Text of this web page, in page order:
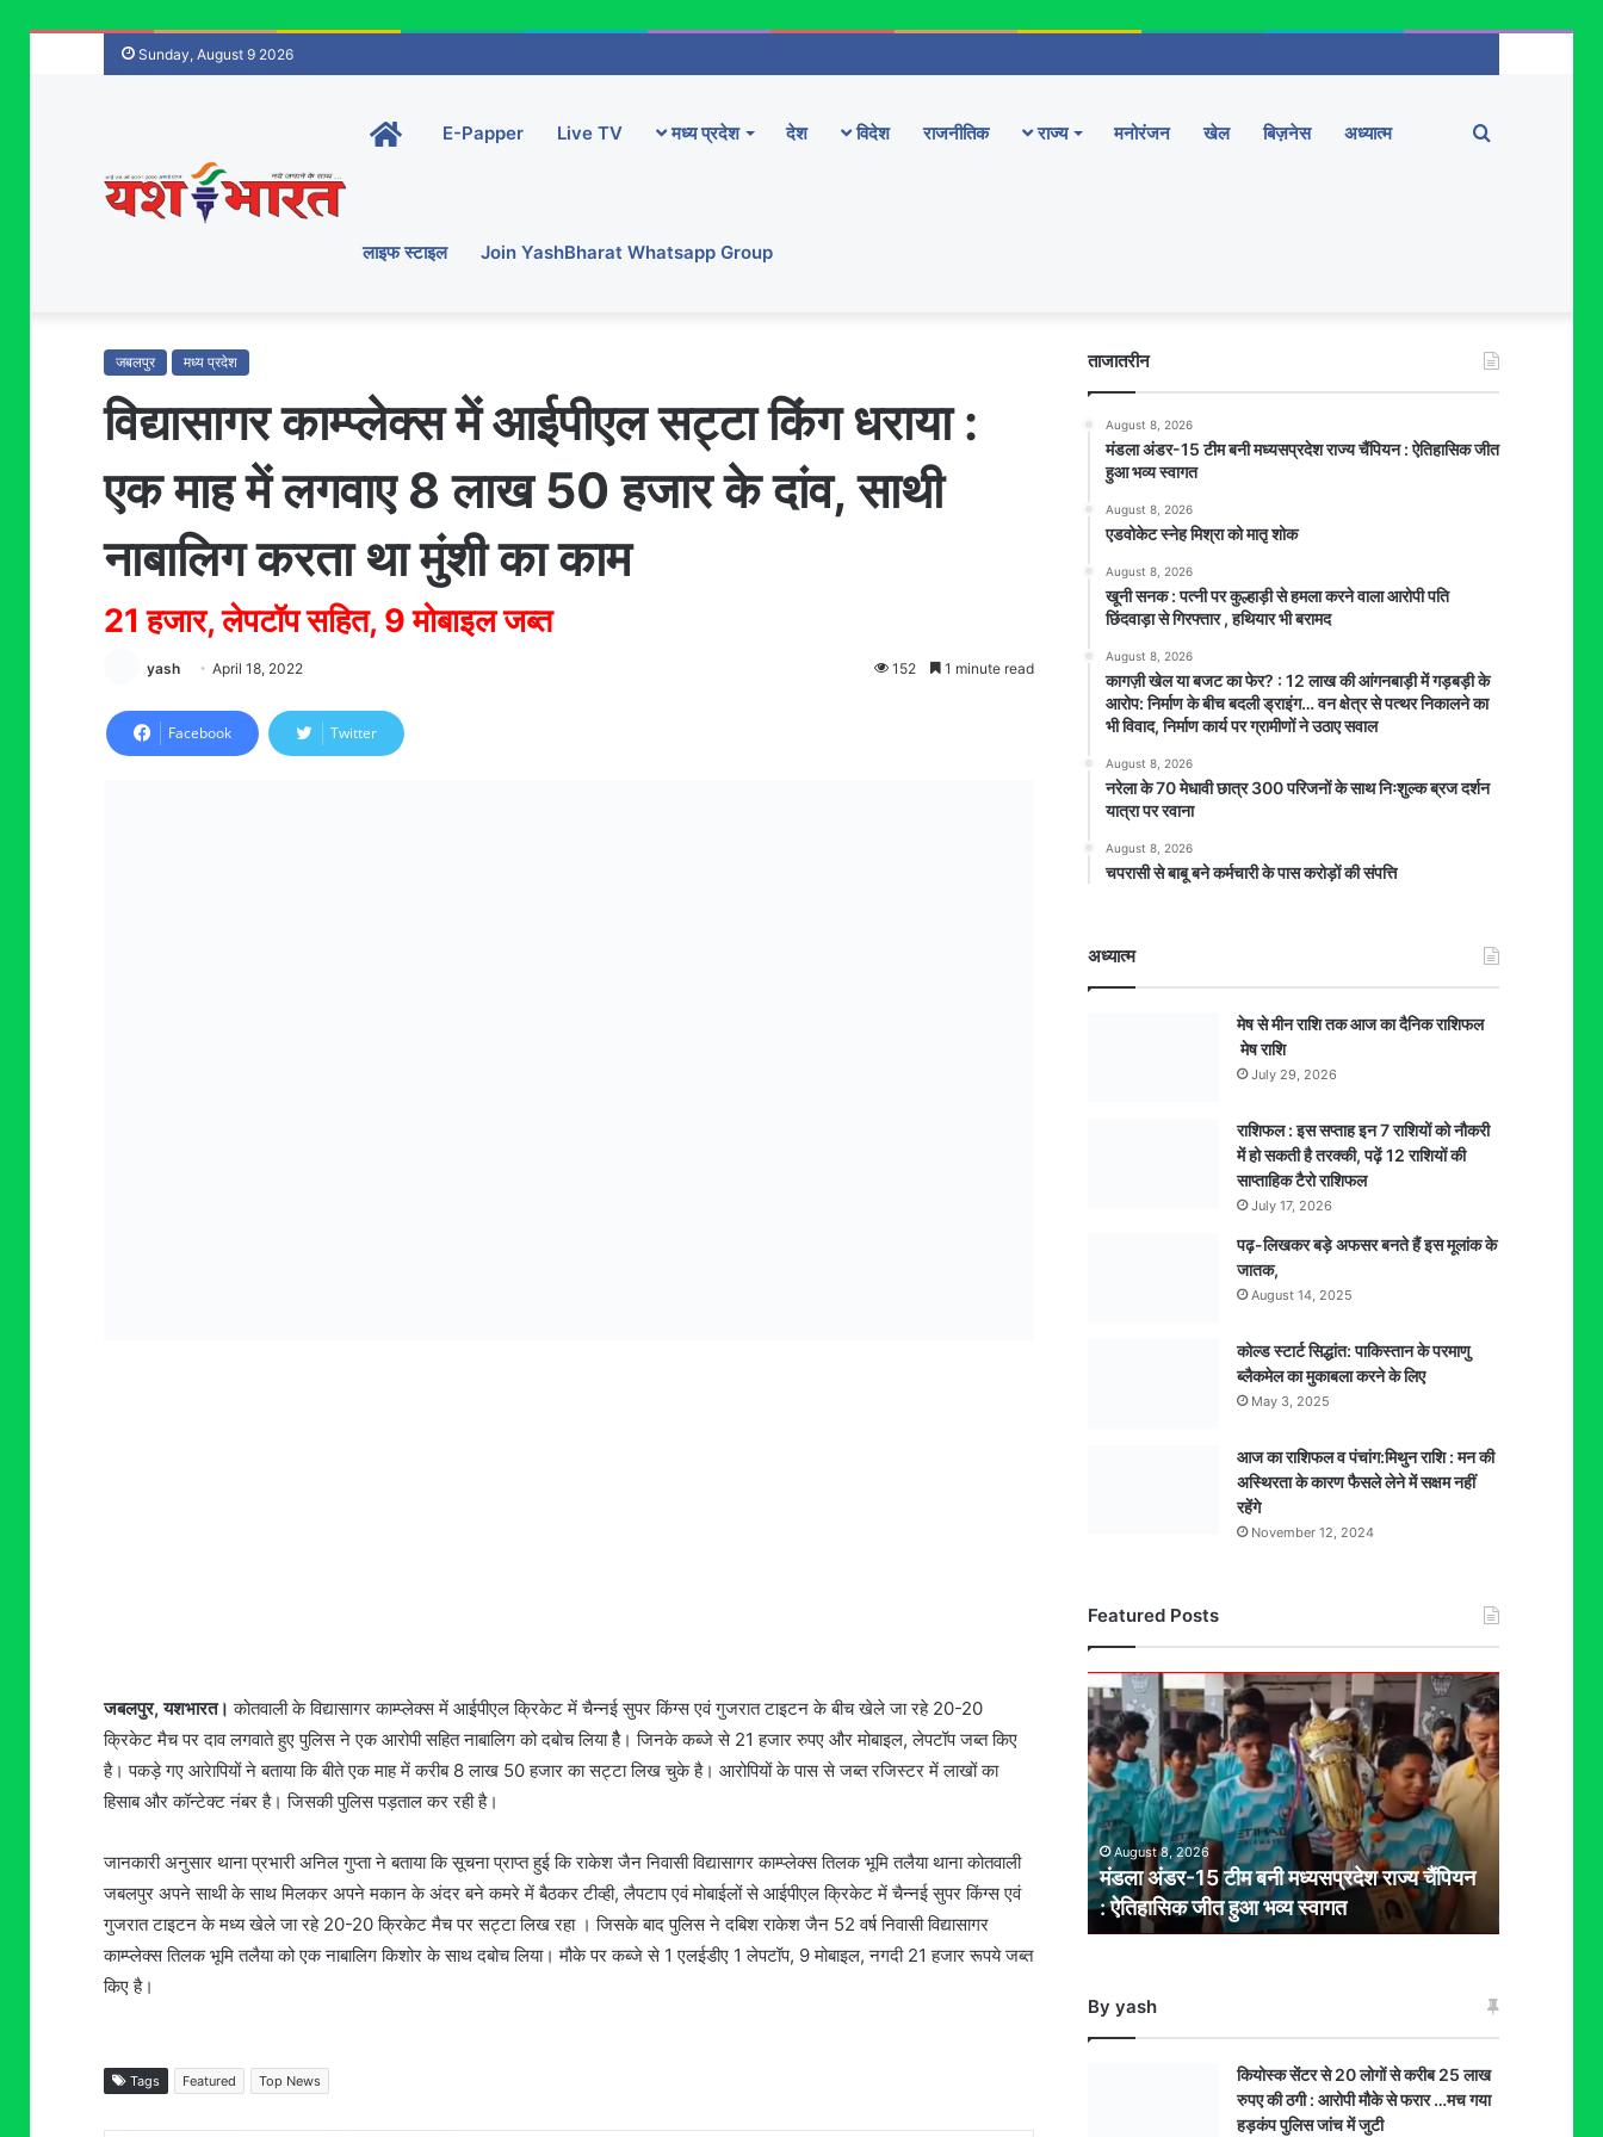
Sunday, August 9 2026
Home-
main
E-Papper Live TV मध्य प्रदेश देश विदेश राजनीतिक राज्य मनोरंजन खेल बिज़नेस अध्यात्म
लाइफ स्टाइल Join YashBharat Whatsapp Group
Search
जबलपुर मध्य प्रदेश
विद्यासागर काम्प्लेक्स में आईपीएल सट्टा किंग धराया :
एक माह में लगवाए 8 लाख 50 हजार के दांव, साथी
नाबालिग करता था मुंशी का काम
21 हजार, लेपटॉप सहित, 9 मोबाइल जब्त
yash April 18, 2022 152 1 minute read
Facebook Twitter
जबलपुर, यशभारत। कोतवाली के विद्यासागर काम्प्लेक्स में आईपीएल क्रिकेट में चैन्नई सुपर किंग्स एवं गुजरात टाइटन के बीच खेले जा रहे 20-20
क्रिकेट मैच पर दाव लगवाते हुए पुलिस ने एक आरोपी सहित नाबालिग को दबोच लिया हैै। जिनके कब्जे से 21 हजार रुपए और मोबाइल, लेपटॉप जब्त किए
है। पकड़े गए आरेापियों ने बताया कि बीते एक माह में करीब 8 लाख 50 हजार का सट्टा लिख चुके है। आरोपियों के पास से जब्त रजिस्टर में लाखों का
हिसाब और कॉन्टेक्ट नंबर है। जिसकी पुलिस पड़ताल कर रही है।
जानकारी अनुसार थाना प्रभारी अनिल गुप्ता ने बताया कि सूचना प्राप्त हुई कि राकेश जैन निवासी विद्यासागर काम्प्लेक्स तिलक भूमि तलैया थाना कोतवाली
जबलपुर अपने साथी के साथ मिलकर अपने मकान के अंदर बने कमरे में बैठकर टीव्ही, लैपटाप एवं मोबाईलों से आईपीएल क्रिकेट में चैन्नई सुपर किंग्स एवं
गुजरात टाइटन के मध्य खेले जा रहे 20-20 क्रिकेट मैच पर सट्टा लिख रहा । जिसके बाद पुलिस ने दबिश राकेश जैन 52 वर्ष निवासी विद्यासागर
काम्प्लेक्स तिलक भूमि तलैया को एक नाबालिग किशोर के साथ दबोच लिया। मौके पर कब्जे से 1 एलईडीए 1 लेपटॉप, 9 मोबाइल, नगदी 21 हजार रूपये जब्त
किए है।
Tags Featured Top News
ताजातरीन
August 8, 2026
मंडला अंडर-15 टीम बनी मध्यसप्रदेश राज्य चैंपियन : ऐतिहासिक जीत
हुआ भव्य स्वागत
August 8, 2026
एडवोकेट स्नेह मिश्रा को मातृ शोक
August 8, 2026
खूनी सनक : पत्नी पर कुल्हाड़ी से हमला करने वाला आरोपी पति
छिंदवाड़ा से गिरफ्तार , हथियार भी बरामद
August 8, 2026
कागज़ी खेल या बजट का फेर? : 12 लाख की आंगनबाड़ी में गड़बड़ी के
आरोप: निर्माण के बीच बदली ड्राइंग… वन क्षेत्र से पत्थर निकालने का
भी विवाद, निर्माण कार्य पर ग्रामीणों ने उठाए सवाल
August 8, 2026
नरेला के 70 मेधावी छात्र 300 परिजनों के साथ निःशुल्क ब्रज दर्शन
यात्रा पर रवाना
August 8, 2026
चपरासी से बाबू बने कर्मचारी के पास करोड़ों की संपत्ति
अध्यात्म
मेष से मीन राशि तक आज का दैनिक राशिफल
मेष राशि
July 29, 2026
राशिफल : इस सप्ताह इन 7 राशियों को नौकरी
में हो सकती है तरक्की, पढ़ें 12 राशियों की
साप्ताहिक टैरो राशिफल
July 17, 2026
पढ़-लिखकर बड़े अफसर बनते हैं इस मूलांक के
जातक,
August 14, 2025
कोल्ड स्टार्ट सिद्धांत: पाकिस्तान के परमाणु
ब्लैकमेल का मुकाबला करने के लिए
May 3, 2025
आज का राशिफल व पंचांग:मिथुन राशि : मन की
अस्थिरता के कारण फैसले लेने में सक्षम नहीं
रहेंगे
November 12, 2024
Featured Posts
मंडला
अंडर-15
टीम
बनी
मध्यसप्रदेश
राज्य
चैंपियन
: ऐतिहासिक
जीत
हुआ
भव्य
August 8, 2026
मंडला अंडर-15 टीम बनी मध्यसप्रदेश राज्य चैंपियन
: ऐतिहासिक जीत हुआ भव्य स्वागत
By yash
कियोस्क सेंटर से 20 लोगों से करीब 25 लाख
रुपए की ठगी : आरोपी मौके से फरार …मच गया
हड़कंप पुलिस जांच में जुटी